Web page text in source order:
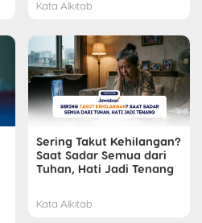
Kata Alkitab
Sering Takut Kehilangan?
Saat Sadar Semua dari
Tuhan, Hati Jadi Tenang
Kata Alkitab